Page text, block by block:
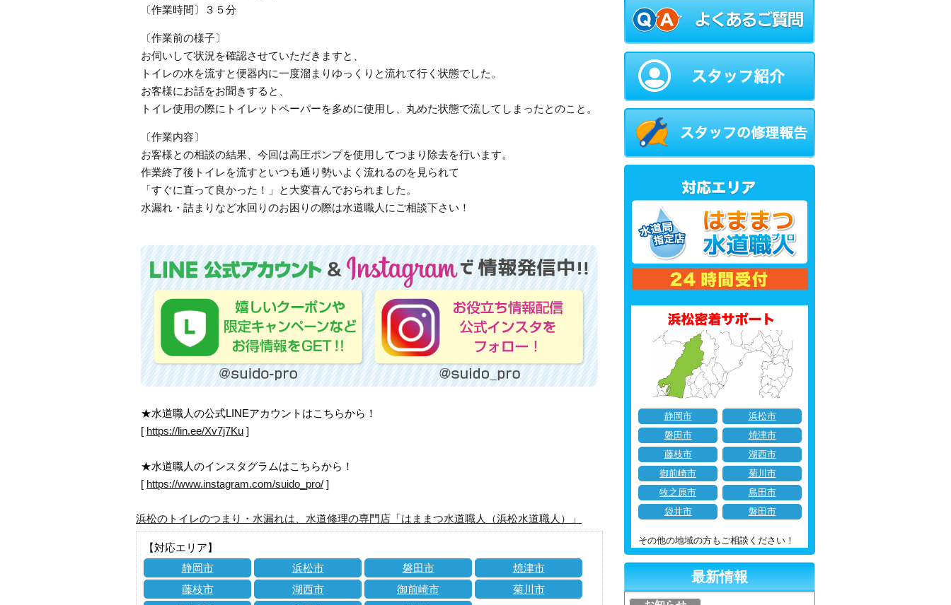
〔作業時間〕３５分
〔作業前の様子〕
お伺いして状況を確認させていただきますと、
トイレの水を流すと便器内に一度溜まりゆっくりと流れて行く状態でした。
お客様にお話をお聞きすると、
トイレ使用の際にトイレットペーパーを多めに使用し、丸めた状態で流してしまったとのこと。
〔作業内容〕
お客様との相談の結果、今回は高圧ポンプを使用してつまり除去を行います。
作業終了後トイレを流すといつも通り勢いよく流れるのを見られて
「すぐに直って良かった！」と大変喜んでおられました。
水漏れ・詰まりなど水回りのお困りの際は水道職人にご相談下さい！
★水道職人の公式LINEアカウントはこちらから！
[ https://lin.ee/Xv7j7Ku ]
★水道職人のインスタグラムはこちらから！
[ https://www.instagram.com/suido_pro/ ]
浜松のトイレのつまり・水漏れは、水道修理の専門店「はままつ水道職人（浜松水道職人）」
【対応エリア】
静岡市
浜松市 磐田市
焼津市
藤枝市
湖西市 御前崎市
菊川市
静岡市
浜松市
磐田市
焼津市
藤枝市
湖西市
御前崎市
菊川市
牧之原市
島田市
袋井市
磐田市
その他の地域の方もご相談ください！
最新情報